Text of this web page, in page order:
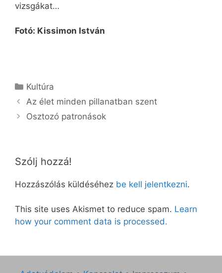
vizsgákat…
Fotó: Kissimon István
Kategória
Kultúra
Az élet minden pillanatban szent
Osztozó patronások
Szólj hozzá!
Hozzászólás küldéséhez be kell jelentkezni.
This site uses Akismet to reduce spam. Learn
how your comment data is processed.